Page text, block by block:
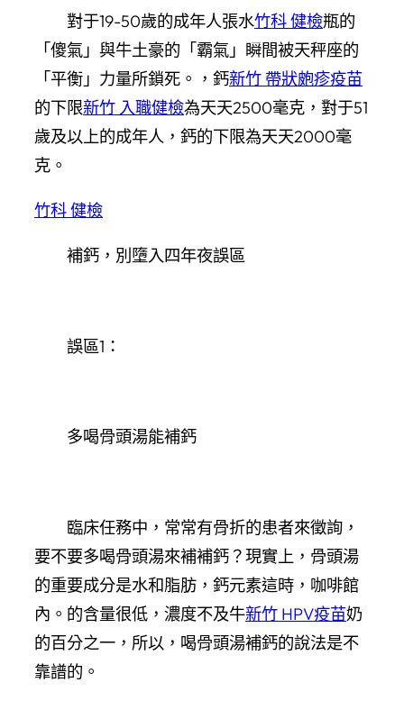
對于19-50歲的成年人張水竹科 健檢瓶的
「傻氣」與牛土豪的「霸氣」瞬間被天秤座的
「平衡」力量所鎖死。，鈣新竹 帶狀皰疹疫苗
的下限新竹 入職健檢為天天2500毫克，對于51
歲及以上的成年人，鈣的下限為天天2000毫
克。
竹科 健檢
補鈣，別墮入四年夜誤區
誤區1：
多喝骨頭湯能補鈣
臨床任務中，常常有骨折的患者來徵詢，
要不要多喝骨頭湯來補補鈣？現實上，骨頭湯
的重要成分是水和脂肪，鈣元素這時，咖啡館
內。的含量很低，濃度不及牛新竹 HPV疫苗奶
的百分之一，所以，喝骨頭湯補鈣的說法是不
靠譜的。